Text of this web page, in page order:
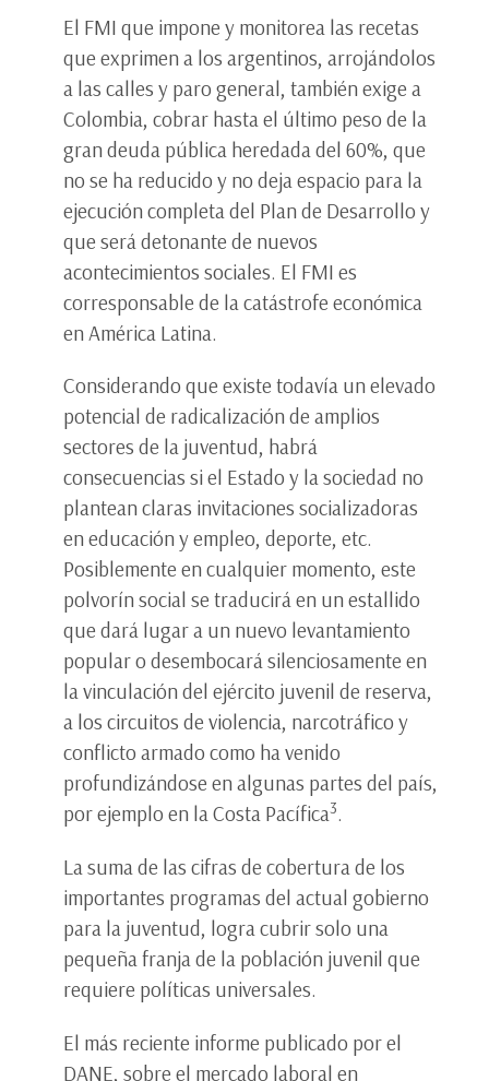
El FMI que impone y monitorea las recetas
que exprimen a los argentinos, arrojándolos
a las calles y paro general, también exige a
Colombia, cobrar hasta el último peso de la
gran deuda pública heredada del 60%, que
no se ha reducido y no deja espacio para la
ejecución completa del Plan de Desarrollo y
que será detonante de nuevos
acontecimientos sociales. El FMI es
corresponsable de la catástrofe económica
en América Latina.
Considerando que existe todavía un elevado
potencial de radicalización de amplios
sectores de la juventud, habrá
consecuencias si el Estado y la sociedad no
plantean claras invitaciones socializadoras
en educación y empleo, deporte, etc.
Posiblemente en cualquier momento, este
polvorín social se traducirá en un estallido
que dará lugar a un nuevo levantamiento
popular o desembocará silenciosamente en
la vinculación del ejército juvenil de reserva,
a los circuitos de violencia, narcotráfico y
conflicto armado como ha venido
profundizándose en algunas partes del país,
por ejemplo en la Costa Pacífica3.
La suma de las cifras de cobertura de los
importantes programas del actual gobierno
para la juventud, logra cubrir solo una
pequeña franja de la población juvenil que
requiere políticas universales.
El más reciente informe publicado por el
DANE, sobre el mercado laboral en